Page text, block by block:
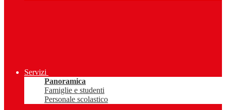
Servizi
Panoramica
Famiglie e studenti
Personale scolastico